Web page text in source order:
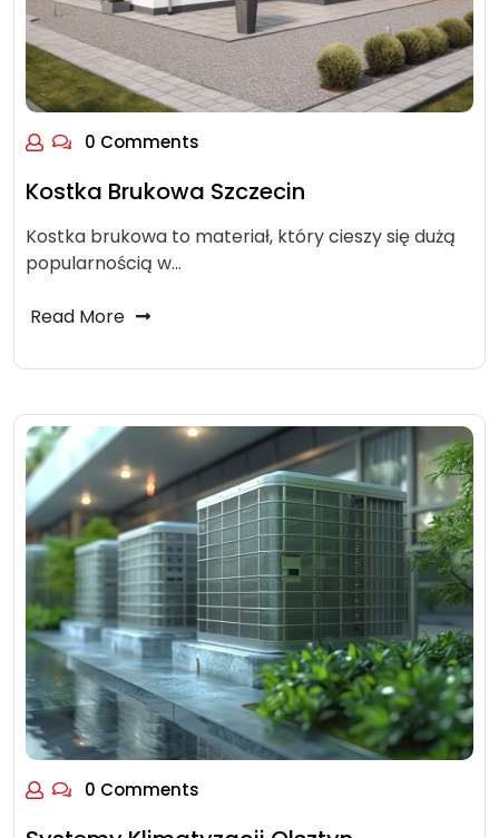
0 Comments
Kostka Brukowa Szczecin
Kostka brukowa to materiał, który cieszy się dużą
popularnością w…
Read More
0 Comments